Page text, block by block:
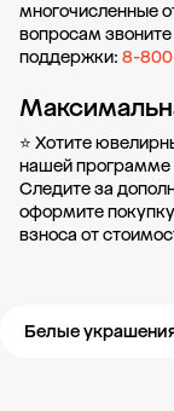
многочисленные
вопросам
поддержки: 8-
⭐ Хотите
нашейпрограмме
Следите за
оформите
взноса от
Белые